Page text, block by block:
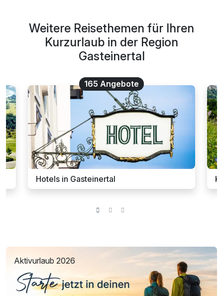
Weitere Reisethemen für Ihren
Kurzurlaub in der Region
Gasteinertal
165 Angebote
Hotels in Gasteinertal
Aktivurlaub 2026